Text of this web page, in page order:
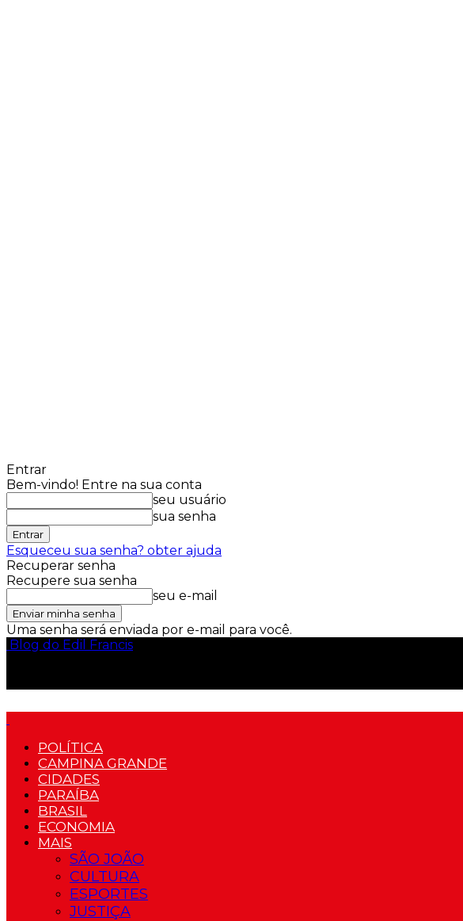
Entrar
Bem-vindo! Entre na sua conta
seu usuário
sua senha
Esqueceu sua senha? obter ajuda
Recuperar senha
Recupere sua senha
seu e-mail
Uma senha será enviada por e-mail para você.
Blog do Edil Francis
POLÍTICA
CAMPINA GRANDE
CIDADES
PARAÍBA
BRASIL
ECONOMIA
MAIS
SÃO JOÃO
CULTURA
ESPORTES
JUSTIÇA